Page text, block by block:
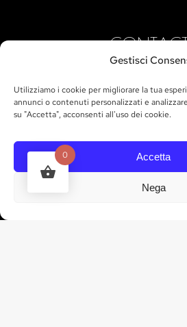
Gestisci
Utilizziamo i cookie per migliorare la tua
annunci o contenuti personalizzati e
su "Accetta", acconsenti all'uso dei cookie.
Accetta
Nega
GET IN TOUCH
0